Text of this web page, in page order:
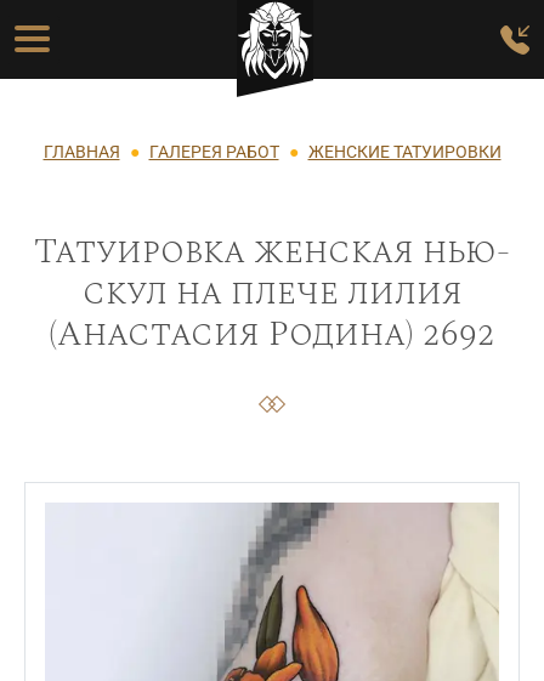
Перейти к основному содержанию
Основная навигация
Строка навигации
ГЛАВНАЯ ГАЛЕРЕЯ РАБОТ ЖЕНСКИЕ ТАТУИРОВКИ
Татуировка женская нью-
скул на плече лилия
(Анастасия Родина) 2692